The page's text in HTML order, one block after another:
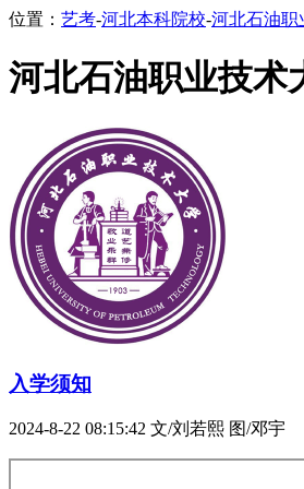
位置： 艺考-河北本科院校-河北石油职
河北石油职业技术
入学须知
2024-8-22 08:15:42 文/刘若熙 图/邓宇